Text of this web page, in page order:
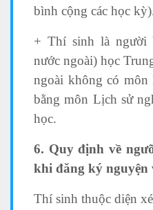
bình cộng các học
+ Thí sinh là người
nước ngoài) học
ngoài không có môn
bằng môn Lịch sử
học.
6. Quy định về
khi đăng ký nguyện
Thí sinh thuộc diện